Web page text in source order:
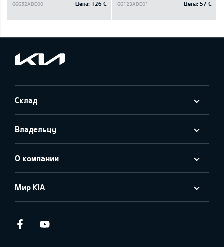
66652ADE00 Цена: 126 € 66123ADE01 Цена: 57 €
Склад
Владельцу
О компании
Мир KIA
Facebook